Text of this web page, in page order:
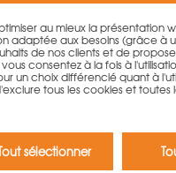
et piliers précis,
en respectant de
Son
selon le principe des
peut être coffrée dans la
au mieux la présentation
adaptée aux besoins (grâce à
de nos clients et de
consentez à la fois à
un choix différencié quant à
tous les cookies et toutes
sélectionner